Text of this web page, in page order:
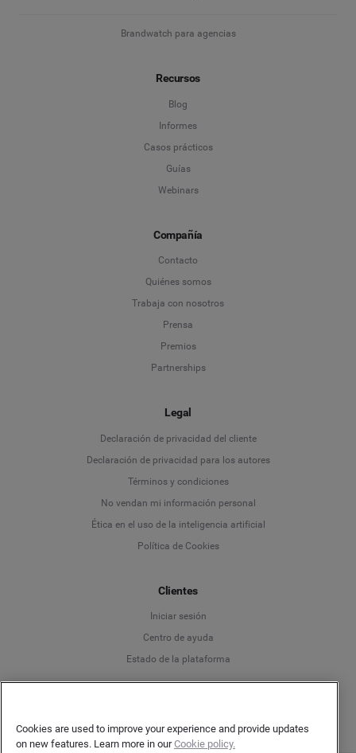
Brandwatch para agencias
Recursos
Blog
Informes
Casos prácticos
Guías
Webinars
Compañía
Contacto
Quiénes somos
Trabaja con nosotros
Prensa
Premios
Partnerships
Legal
Declaración de privacidad del cliente
Declaración de privacidad para los autores
Términos y condiciones
No vendan mi información personal
Ética en el uso de la inteligencia artificial
Política de Cookies
Clientes
Iniciar sesión
Centro de ayuda
Estado de la plataforma
Language
Deutsch
Cookies are used to improve your experience and provide updates
on new features. Learn more in ourCookie policy.